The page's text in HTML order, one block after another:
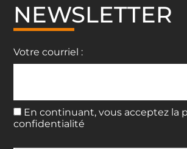
NEWSLETTER
Votre courriel :
En continuant, vous acceptez la
confidentialité